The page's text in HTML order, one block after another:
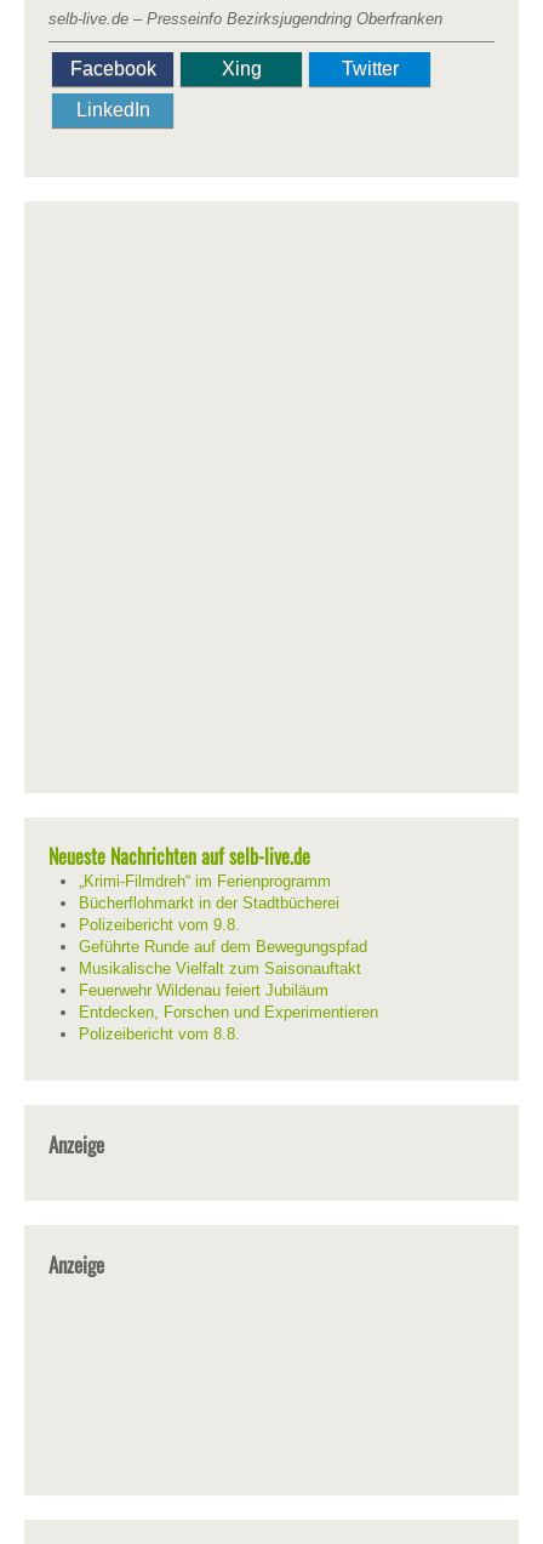
selb-live.de – Presseinfo Bezirksjugendring Oberfranken
Facebook Xing
Twitter
LinkedIn
Neueste Nachrichten auf selb-live.de
„Krimi-Filmdreh“ im Ferienprogramm
Bücherflohmarkt in der Stadtbücherei
Polizeibericht vom 9.8.
Geführte Runde auf dem Bewegungspfad
Musikalische Vielfalt zum Saisonauftakt
Feuerwehr Wildenau feiert Jubiläum
Entdecken, Forschen und Experimentieren
Polizeibericht vom 8.8.
Anzeige
Anzeige